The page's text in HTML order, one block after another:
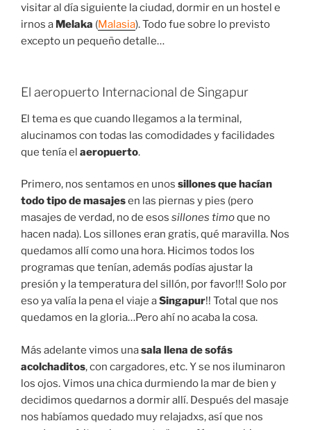
visitar al día siguiente la ciudad, dormir en un hostel e
irnos a Melaka (Malasia). Todo fue sobre lo previsto
excepto un pequeño detalle…
El aeropuerto Internacional de Singapur
El tema es que cuando llegamos a la terminal,
alucinamos con todas las comodidades y facilidades
que tenía el aeropuerto.
Primero, nos sentamos en unos sillones que hacían
todo tipo de masajesen las piernas y pies (pero
masajes de verdad, no de esos sillones timoque no
hacen nada). Los sillones eran gratis, qué maravilla. Nos
quedamos allí como una hora. Hicimos todos los
programas que tenían, además podías ajustar la
presión y la temperatura del sillón, por favor!!! Solo por
eso ya valía la pena el viaje aSingapur!! Total que nos
quedamos en la gloria…Pero ahí no acaba la cosa.
Más adelante vimos unasala llena de sofás
acolchaditos, con cargadores, etc. Y se nos iluminaron
los ojos. Vimos una chica durmiendo la mar de bien y
decidimos quedarnos a dormir allí. Después del masaje
nos habíamos quedado muy relajadxs, así que nos